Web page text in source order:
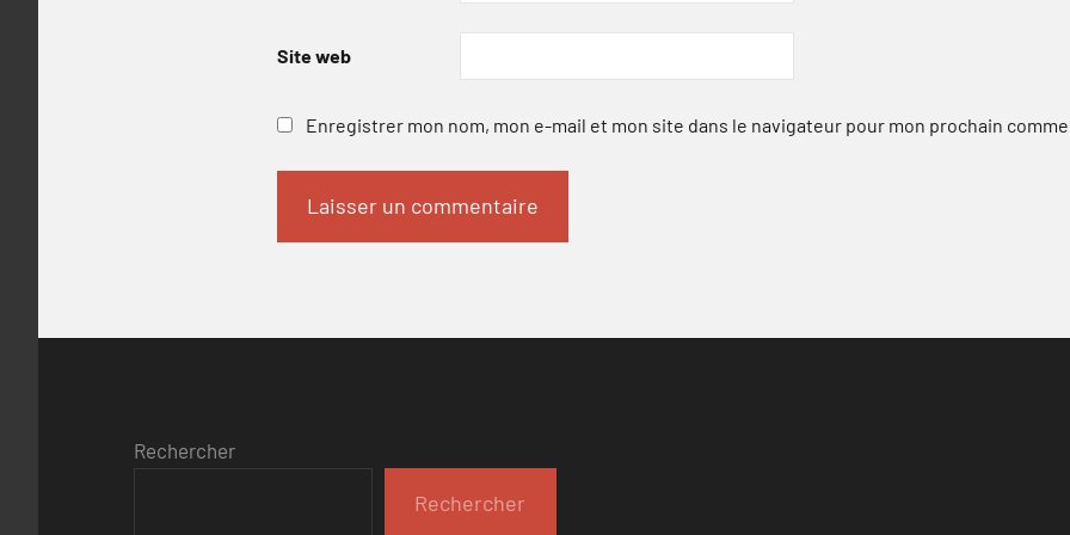
Site web
Enregistrer mon nom, mon e-mail et mon site dans le navigateur pour mon prochain
Rechercher
Rechercher